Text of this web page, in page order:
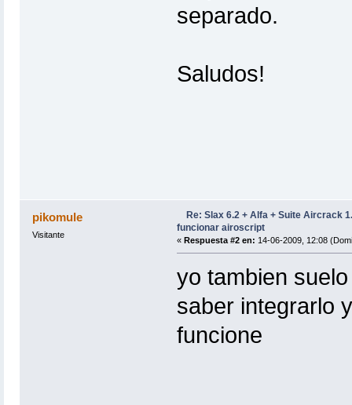
separado.
Saludos!
pikomule
Visitante
Re: Slax 6.2 + Alfa + Suite Aircrack
funcionar airoscript
« Respuesta #2 en: 14-06-2009, 12:08
yo tambien
saber integrarlo
funcione